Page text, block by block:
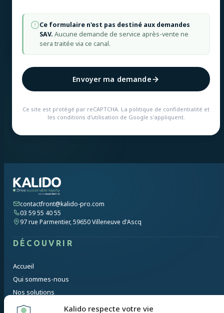
Kalido respecte votre vie
Ce formulaire n'est pas destiné aux demandes
SAV. Aucune demande de service après-vente ne
sera traitée via ce canal.
Envoyer ma demande
Ce site est protégé par reCAPTCHA. La politique de confidentialité et
les conditions d'utilisation de Google s'appliquent.
contactfront@kalido-pro.com
03 59 55 40 55
97 rue Parmentier, 59650 Villeneuve d'Ascq
DÉCOUVRIR
Accueil
Qui sommes-nous
Nos solutions
Nos innovations